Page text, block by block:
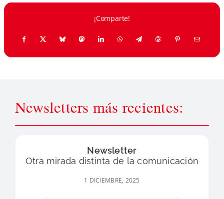
¡Comparte!
Newsletters más recientes:
Newsletter
Otra mirada distinta de la comunicación
1 DICIEMBRE, 2025